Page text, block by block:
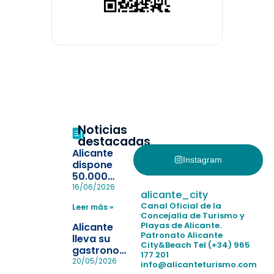
Noticias
destacadas
Alicante
dispone
50.000
pulseras
la
pérdida de niños
en las
playas y
realiza con
éxito un
16/06/2026
Leer más »
Alicante
lleva su
gastronomía
a Madrid
20/05/2026
Instagram
alicante_city
Canal Oficial de la
Concejalía de Turismo y
Playas de Alicante.
Patronato Alicante
City&Beach Tel (+34) 965
177 201
info@alicanteturismo.com